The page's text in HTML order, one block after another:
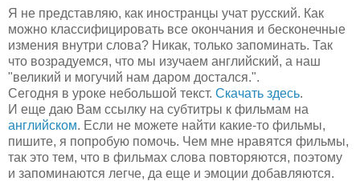
Я не представляю, как иностранцы учат русский. Как
можно классифицировать все окончания и бесконечные
измения внутри слова? Никак, только запоминать. Так
что возрадуемся, что мы изучаем английский, а наш
"великий и могучий нам даром достался.".
Сегодня в уроке небольшой текст. Скачать здесь.
И еще даю Вам ссылку на субтитры к фильмам на
английском. Если не можете найти какие-то фильмы,
пишите, я попробую помочь. Чем мне нравятся фильмы,
так это тем, что в фильмах слова повторяются, поэтому
и запоминаются легче, да еще и эмоции добавляются.